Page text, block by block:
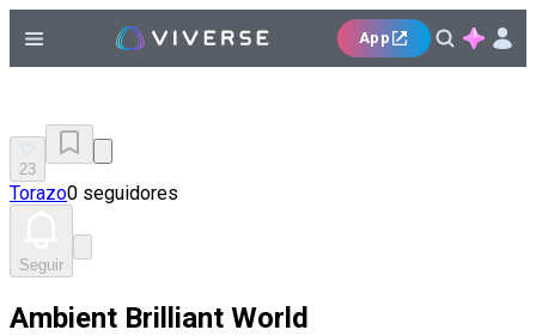
App
23
Torazo0 seguidores
Seguir
Ambient Brilliant World